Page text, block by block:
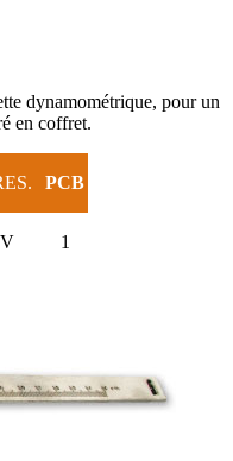
dynamométrique, pour un
en coffret.
PCB
V 1